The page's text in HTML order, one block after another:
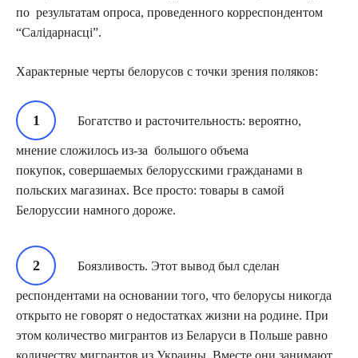
по результатам опроса, проведенного корреспондентом
“Салідарнасцi”.
Характерные черты белорусов с точки зрения поляков:
Богатство и расточительность: вероятно,
мнение сложилось из-за большого объема
покупок, совершаемых белорусскими гражданами в
польских магазинах. Все просто: товары в самой
Белоруссии намного дороже.
Боязливость. Этот вывод был сделан
респондентами на основании того, что белорусы никогда
открыто не говорят о недостатках жизни на родине. При
этом количество мигрантов из Беларуси в Польше равно
количеству мигрантов из Украины. Вместе они занимают